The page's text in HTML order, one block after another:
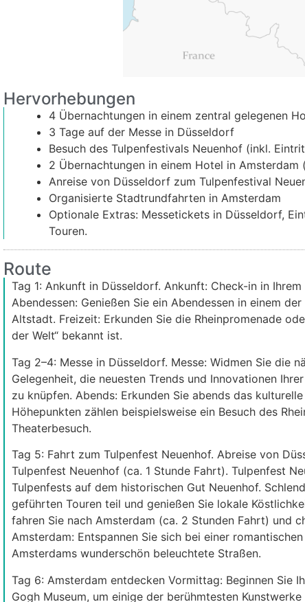
Hervorhebungen
4 Übernachtungen in einem zentral gelegenen
3 Tage auf der Messe in Düsseldorf
Besuch des Tulpenfestivals Neuenhof (inkl.
2 Übernachtungen in einem Hotel in Amsterdam
Anreise von Düsseldorf zum Tulpenfestival
Organisierte Stadtrundfahrten in Amsterdam
Optionale Extras: Messetickets in Düsseldorf,
Touren.
Route
Tag 1: Ankunft in Düsseldorf. Ankunft: Check-in in
Abendessen: Genießen Sie ein Abendessen in einem
Altstadt. Freizeit: Erkunden Sie die Rheinpromenade
der Welt“ bekannt ist.
Tag 2–4: Messe in Düsseldorf. Messe: Widmen Sie die
Gelegenheit, die neuesten Trends und Innovationen
zu knüpfen. Abends: Erkunden Sie abends das
Höhepunkten zählen beispielsweise ein Besuch des
Theaterbesuch.
Tag 5: Fahrt zum Tulpenfest Neuenhof. Abreise von
Tulpenfest Neuenhof (ca. 1 Stunde Fahrt). Tulpenfest
Tulpenfests auf dem historischen Gut Neuenhof.
geführten Touren teil und genießen Sie lokale
fahren Sie nach Amsterdam (ca. 2 Stunden Fahrt) und
Amsterdam: Entspannen Sie sich bei einer
Amsterdams wunderschön beleuchtete Straßen.
Tag 6: Amsterdam entdecken Vormittag: Beginnen Sie
Gogh Museum, um einige der berühmtesten